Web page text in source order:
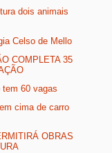
dois animais
Celso de Mello
COMPLETA 35
tem 60 vagas
cima de carro
OBRAS